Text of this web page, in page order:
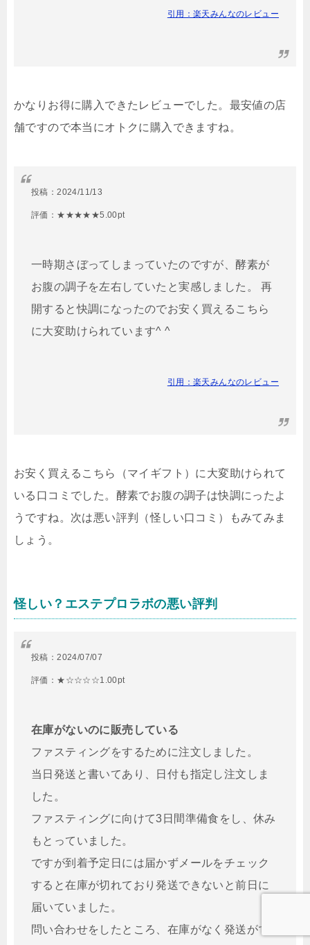
引用：楽天みんなのレビュー
かなりお得に購入できたレビューでした。最安値の店
舗ですので本当にオトクに購入できますね。
投稿： 2024/11/13
評価：★★★★★5.00pt
一時期さぼってしまっていたのですが、酵素が
お腹の調子を左右していたと実感しました。 再
開すると快調になったのでお安く買えるこちら
に大変助けられています^ ^
引用：楽天みんなのレビュー
お安く買えるこちら（マイギフト）に大変助けられて
いる口コミでした。酵素でお腹の調子は快調にったよ
うですね。 次は悪い評判（怪しい口コミ）もみてみま
しょう。
怪しい？エステプロラボの悪い評判
投稿： 2024/07/07
評価：★☆☆☆☆1.00pt
在庫がないのに販売している
ファスティングをするために注文しました。
当日発送と書いてあり、日付も指定し注文しま
した。
ファスティングに向けて3日間準備食をし、休み
もとっていました。
ですが到着予定日には届かずメールをチェック
すると在庫が切れており発送できないと前日に
届いていました。
問い合わせをしたところ、在庫がなく発送がで